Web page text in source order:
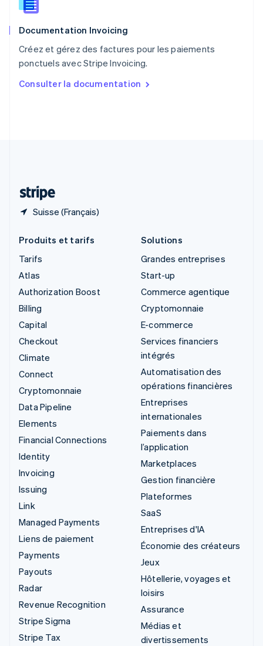
Documentation Invoicing
Créez et gérez des factures pour les paiements
ponctuels avec Stripe Invoicing.
Consulter la documentation
Suisse (Français)
Roumanie
Royaume-Uni
Singapour
English 简体中文
English
Produits et tarifs
Tarifs
Atlas
Authorization Boost
Billing
Capital
Checkout
Climate
Connect
Cryptomonnaie
Data Pipeline
Elements
Financial Connections
Identity
Invoicing
Issuing
Link
Managed Payments
Liens de paiement
Payments
Payouts
Radar
Revenue Recognition
Stripe Sigma
Stripe Tax
Solutions
Grandes entreprises
Start-up
Commerce agentique
Cryptomonnaie
E-commerce
Services financiers
intégrés
Automatisation des
opérations financières
Entreprises
internationales
Paiements dans
l’application
Marketplaces
Gestion financière
Plateformes
SaaS
Entreprises d'IA
Économie des créateurs
Jeux
Hôtellerie, voyages et
loisirs
Assurance
Médias et
divertissements